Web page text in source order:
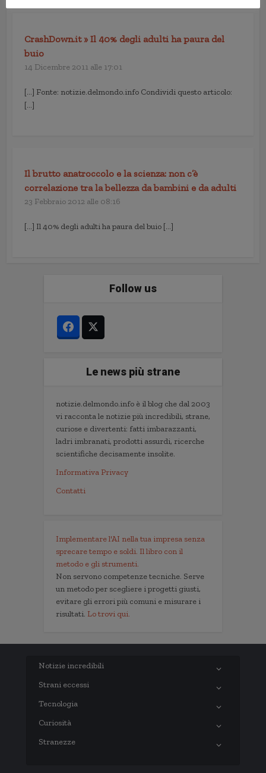
CrashDown.it » Il 40% degli adulti ha paura del
buio
14 Dicembre 2011 alle 17:01
[…] Fonte: notizie.delmondo.info Condividi questo articolo:
[…]
Il brutto anatroccolo e la scienza: non c’è
correlazione tra la bellezza da bambini e da adulti
23 Febbraio 2012 alle 08:16
[…] Il 40% degli adulti ha paura del buio […]
Follow us
Le news più strane
notizie.delmondo.info è il blog che dal 2003
vi racconta le notizie più incredibili, strane,
curiose e divertenti: fatti imbarazzanti,
ladri imbranati, prodotti assurdi, ricerche
scientifiche decisamente insolite.
Informativa Privacy
Contatti
Implementare l'AI nella tua impresa senza
sprecare tempo e soldi. Il libro con il
metodo e gli strumenti.
Non servono competenze tecniche. Serve
un metodo per scegliere i progetti giusti,
evitare gli errori più comuni e misurare i
risultati. Lo trovi qui.
Notizie incredibili
Strani eccessi
Tecnologia
Curiosità
Stranezze